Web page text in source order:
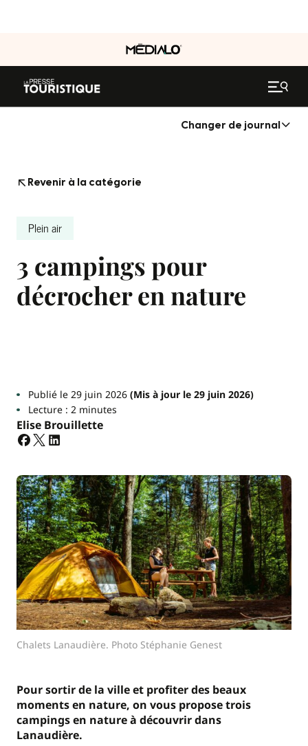
Changer de journal
Revenir à la catégorie
Plein air
3 campings pour
décrocher en nature
Publié le 29 juin 2026(Mis à jour le 29 juin 2026)
Lecture : 2 minutes
Elise Brouillette
Chalets Lanaudière. Photo Stéphanie Genest
Pour sortir de la ville et profiter des beaux
moments en nature, on vous propose trois
campings en nature à découvrir dans
Lanaudière.